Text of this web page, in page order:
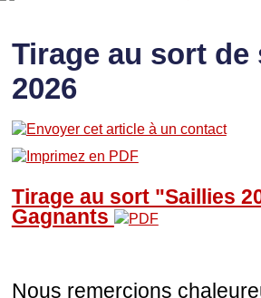
Tirage au sort de
2026
Tirage au sort "Saillies
Gagnants
Nous remercions